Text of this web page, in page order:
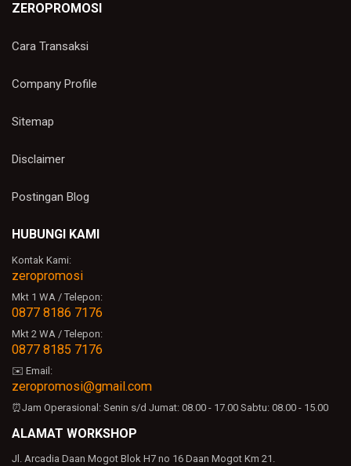
ZEROPROMOSI
Cara Transaksi
Company Profile
Sitemap
Disclaimer
Postingan Blog
HUBUNGI KAMI
Kontak Kami:
zeropromosi
Mkt 1 WA / Telepon:
0877 8186 7176
Mkt 2 WA / Telepon:
0877 8185 7176
✉️ Email:
zeropromosi@gmail.com
⏰Jam Operasional: Senin s/d Jumat: 08.00 - 17.00 Sabtu: 08.00 - 15.00
ALAMAT WORKSHOP
Jl. Arcadia Daan Mogot Blok H7 no 16 Daan Mogot Km 21.